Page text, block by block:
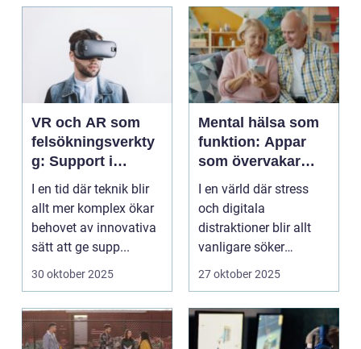
VR och AR som
felsökningsverkty
g: Support i
virtuella miljöer
I en tid där teknik blir
allt mer komplex ökar
behovet av innovativa
sätt att ge supp...
30 oktober 2025
Mental hälsa som
funktion: Appar
som övervakar
och stärker
välmående
I en värld där stress
och digitala
distraktioner blir allt
vanligare söker
mång...
27 oktober 2025